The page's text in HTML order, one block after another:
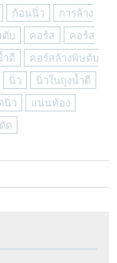
ก้อนนิ่ว
การล้าง
ตับ คอร์ส
คอร์ส
ำดี
คอร์สล้างพิษตับ
นิ่ว
นิ่วในถุงน้ำดี
นิ่ว
แน่นท้อง
ด